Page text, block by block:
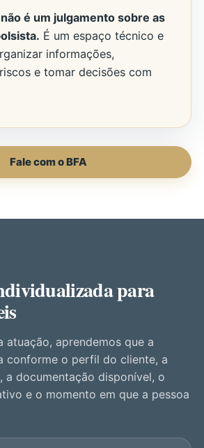
é um julgamento sobre as
É um espaço técnico e
informações,
e tomar decisões com
Fale com o BFA
para
atuação, aprendemos que a
conforme o perfil do cliente, a
a documentação disponível, o
e o momento em que a pessoa